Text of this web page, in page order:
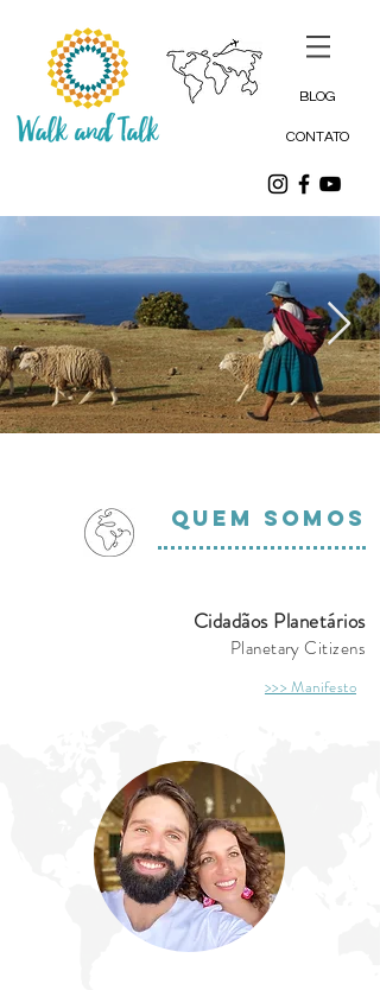
BLOG
CONTATO
QUEM SOMOS
Cidadãos Planetários
Planetary Citizens
>>> Manifesto